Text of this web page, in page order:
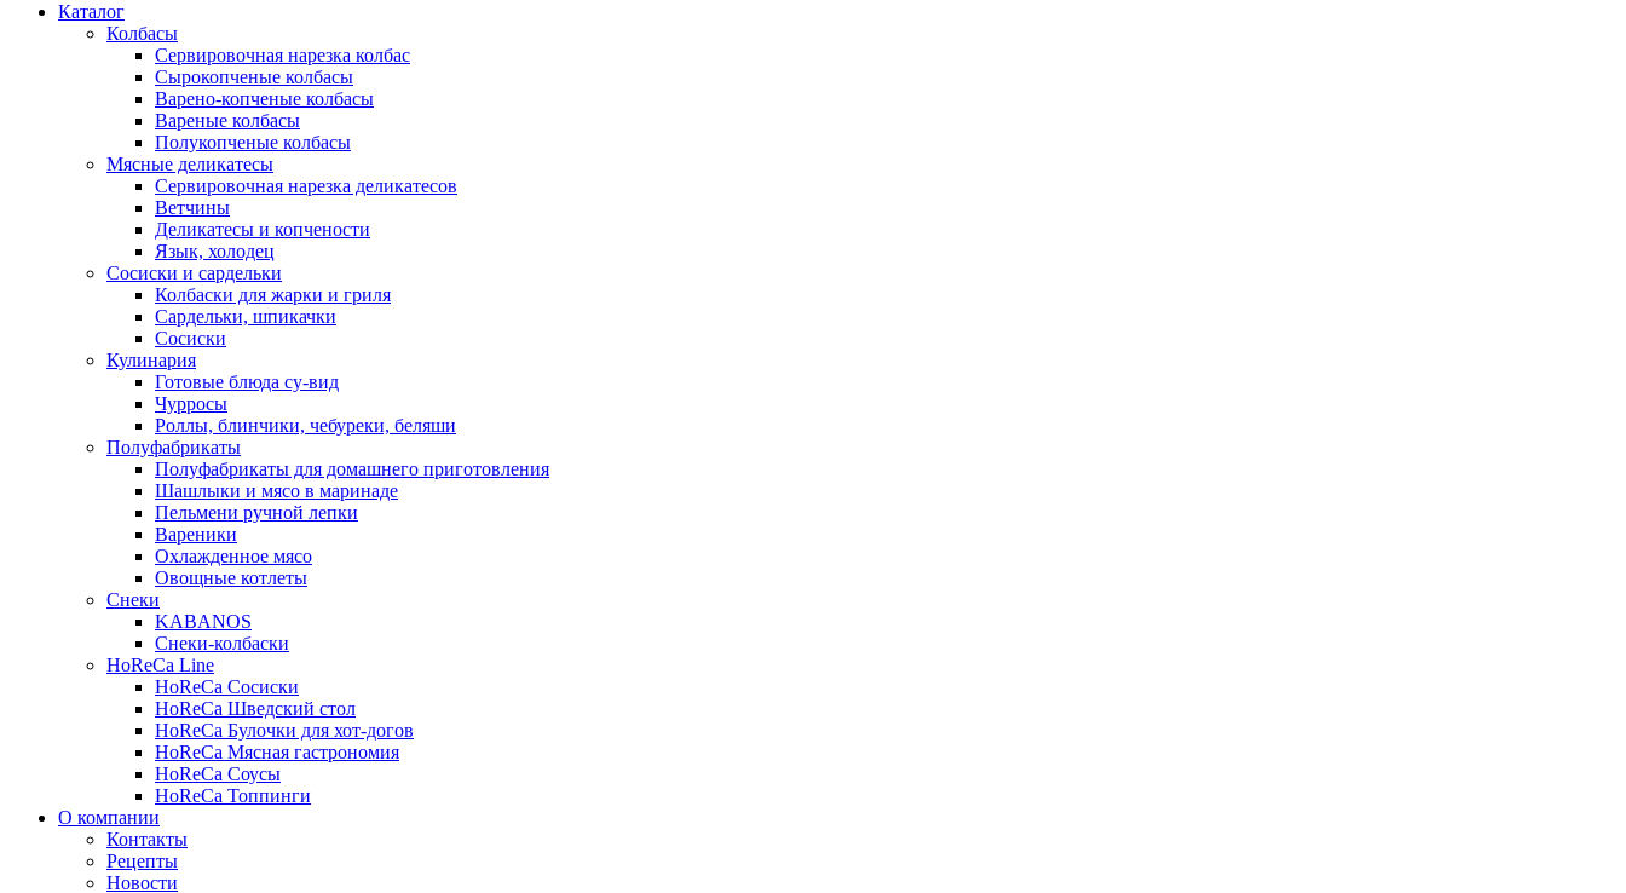
Каталог
Колбасы
Сервировочная нарезка колбас
Сырокопченые колбасы
Варено-копченые колбасы
Вареные колбасы
Полукопченые колбасы
Мясные деликатесы
Сервировочная нарезка деликатесов
Ветчины
Деликатесы и копчености
Язык, холодец
Сосиски и сардельки
Колбаски для жарки и гриля
Сардельки, шпикачки
Сосиски
Кулинария
Готовые блюда су-вид
Чурросы
Роллы, блинчики, чебуреки, беляши
Полуфабрикаты
Полуфабрикаты для домашнего приготовления
Шашлыки и мясо в маринаде
Пельмени ручной лепки
Вареники
Охлажденное мясо
Овощные котлеты
Снеки
KABANOS
Снеки-колбаски
HoReCa Line
HoReCa Сосиски
HoReCa Шведский стол
HoReCa Булочки для хот-догов
HoReCa Мясная гастрономия
HoReCa Соусы
HoReCa Топпинги
О компании
Контакты
Рецепты
Новости